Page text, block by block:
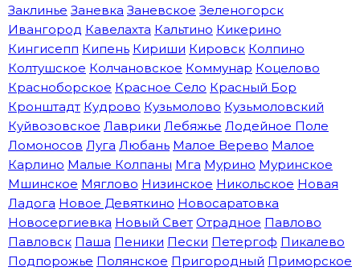
Заклинье Заневка Заневское Зеленогорск
Ивангород Кавелахта Кальтино Кикерино
Кингисепп Кипень Кириши Кировск Колпино
Колтушское Колчановское Коммунар Коцелово
Красноборское Красное Село Красный Бор
Кронштадт Кудрово Кузьмолово Кузьмоловский
Куйвозовское Лаврики Лебяжье Лодейное Поле
Ломоносов Луга Любань Малое Верево Малое
Карлино Малые Колпаны Мга Мурино Муринское
Мшинское Мяглово Низинское Никольское Новая
Ладога Новое Девяткино Новосаратовка
Новосергиевка Новый Свет Отрадное Павлово
Павловск Паша Пеники Пески Петергоф Пикалево
Подпорожье Полянское Пригородный Приморское